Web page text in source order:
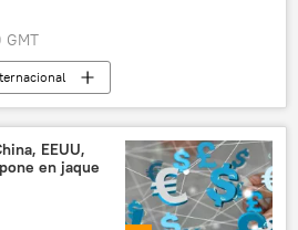
GMT
niños
EEUU,
en jaque